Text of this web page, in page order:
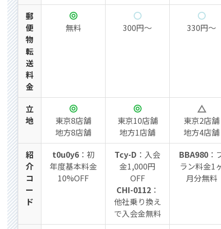
郵
便
物
転
送
料
金
無料 300円～ 330円～
立
地
東京8店舗
地方8店舗
東京10店舗
地方1店舗
東京2店舗
地方4店舗
紹
介
コ
ー
ド
t0u0y6：初
年度基本料金
10%OFF
Tcy-D ：入会
金1,000円
OFF
CHI-0112：
他社乗り換え
で入会金無料
BBA980 ：
ラン料金1
月分無料